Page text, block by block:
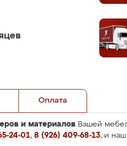
Оплата
и материалов Вашей
24-01, 8 (926) 409-68-13, и